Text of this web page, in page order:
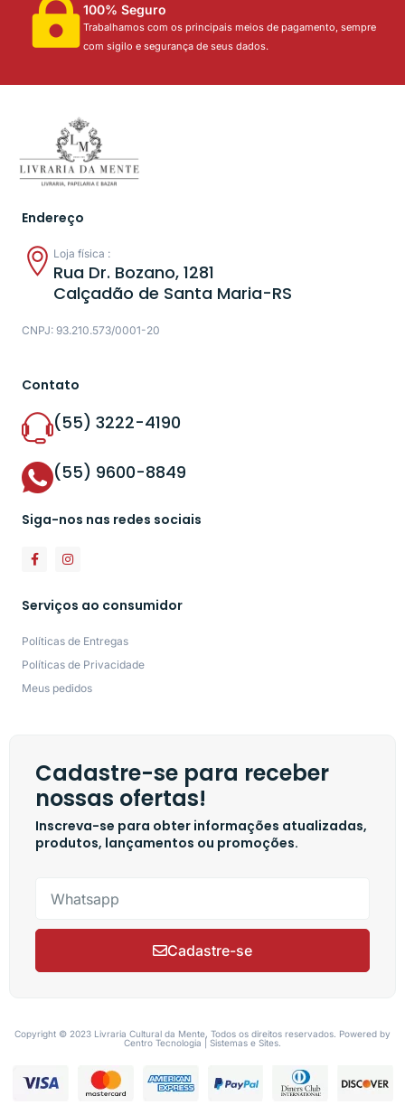
100% Seguro
Trabalhamos com os principais meios de pagamento, sempre
com sigilo e segurança de seus dados.
Endereço
Loja física :
Rua Dr. Bozano, 1281
Calçadão de Santa Maria-RS
CNPJ: 93.210.573/0001-20
Contato
(55) 3222-4190
(55) 9600-8849
Siga-nos nas redes sociais
Serviços ao consumidor
Políticas de Entregas
Políticas de Privacidade
Meus pedidos
Cadastre-se para receber
nossas ofertas!
Inscreva-se para obter informações atualizadas,
produtos, lançamentos ou promoções.
Cadastre-se
Copyright © 2023 Livraria Cultural da Mente, Todos os direitos reservados. Powered by
Centro Tecnologia | Sistemas e Sites.